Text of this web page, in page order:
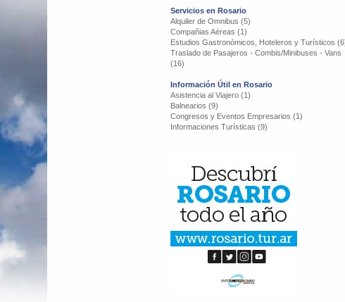
Servicios en Rosario
Alquiler de Omnibus (5)
Compañias Aéreas (1)
Estudios Gastronómicos, Hoteleros y Turísticos
Traslado de Pasajeros - Combis/Minibuses - Vans
(16)
Información Útil en Rosario
Asistencia al Viajero (1)
Balnearios (9)
Congresos y Eventos Empresarios (1)
Informaciones Turísticas (9)